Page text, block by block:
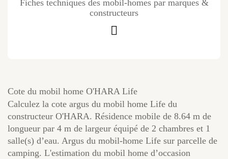
Fiches techniques des mobil-homes par marques &
constructeurs
Cote du mobil home O'HARA Life
Calculez la cote argus du mobil home Life du
constructeur O'HARA. Résidence mobile de 8.64 m de
longueur par 4 m de largeur équipé de 2 chambres et 1
salle(s) d’eau. Argus du mobil-home Life sur parcelle de
camping. L'estimation du mobil home d’occasion